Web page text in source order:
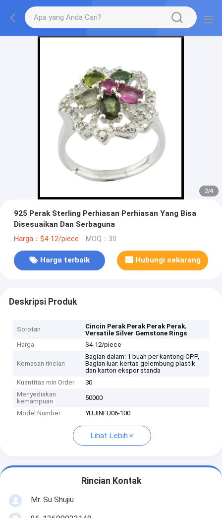
2/4
925 Perak Sterling Perhiasan Perhiasan Yang Bisa
Disesuaikan Dan Serbaguna
Harga：$4-12/piece MOQ：30
Harga terbaik Hubungi sekarang
Deskripsi Produk
Sorotan Cincin Perak Perak Perak Perak,
Versatile Silver Gemstone Rings
Harga
$4-12/piece
Kemasan rincian
Bagian dalam: 1 buah per kantong OPP,
Bagian luar: kertas gelembung plastik
dan karton ekspor standa
Kuantitas min Order
30
Menyediakan
kemampuan
50000
Model Number YUJINFU06-100
Lihat Lebih
Rincian Kontak
Mr. Su Shujiu